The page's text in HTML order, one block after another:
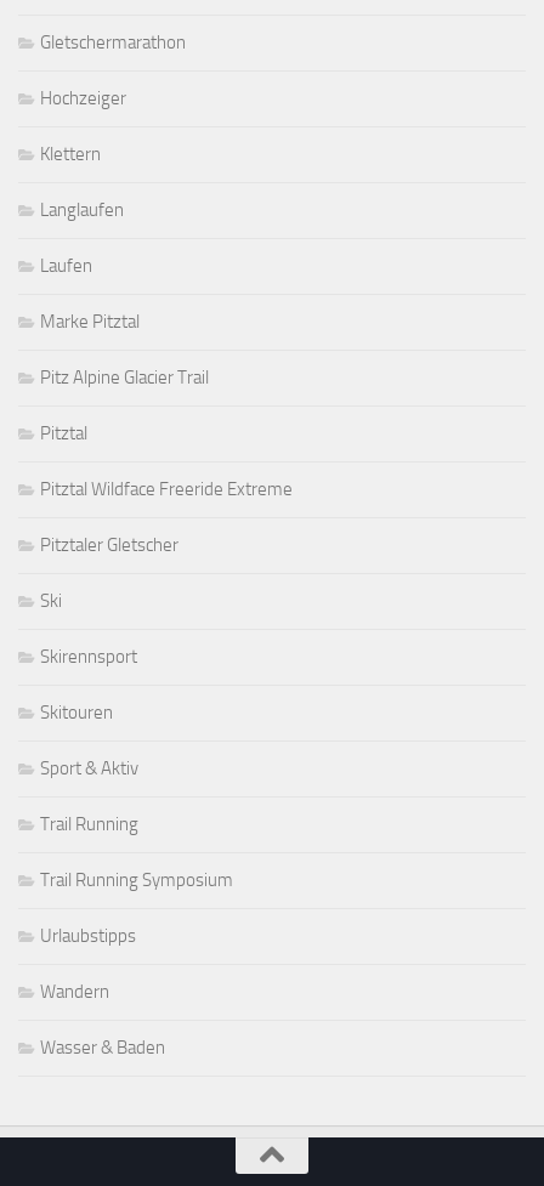
Gletschermarathon
Hochzeiger
Klettern
Langlaufen
Laufen
Marke Pitztal
Pitz Alpine Glacier Trail
Pitztal
Pitztal Wildface Freeride Extreme
Pitztaler Gletscher
Ski
Skirennsport
Skitouren
Sport & Aktiv
Trail Running
Trail Running Symposium
Urlaubstipps
Wandern
Wasser & Baden